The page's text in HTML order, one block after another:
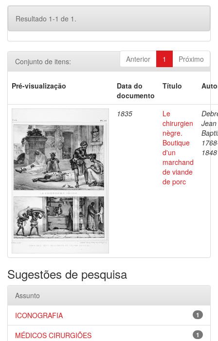
Resultado 1-1 de 1.
Anterior 1 Próximo
Conjunto de itens:
Pré-visualização
Data do
documento
Título
1835
Le
chirurgien
nègre.
Boutique
d'un
marchand
de viande
de porc
Jean
1848
Sugestões de pesquisa
Assunto
1
ICONOGRAFIA
1
MÉDICOS CIRURGIÕES